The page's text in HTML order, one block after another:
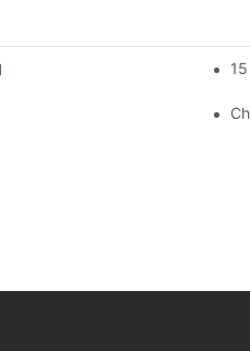
A Taglio Termico Della